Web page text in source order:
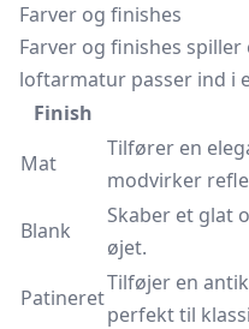
Farver og finishes
Farver og finishes
loftarmatur passer ind i
Finish
Mat
Tilfører en
modvirker
Blank
Skaber et glat
øjet.
Patineret
Tilføjer en
perfekt til